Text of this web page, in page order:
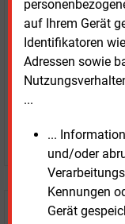
auf Ihrem Gerät
Identifikatoren
Adressen sowie
...
...
und/oder
Kennungen
Gerät
nur €2.98
JETZT
Testen Sie